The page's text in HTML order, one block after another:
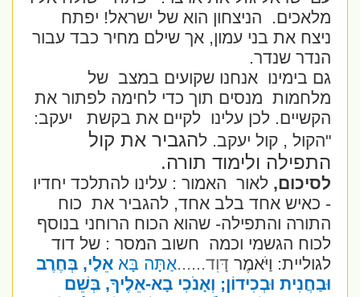
מלאכים. הניצחון הוא של ישראל! יפתח
ניצח את בני עמון, אך שילם מחיר כבד עבור
הנדר שנדר.
גם בימינו אנחנו שקועים במצב של
מלחמות מנסים תוך כדי לחימה לפתור את
הקשיים. לכן עלינו לקיים את בקשת
יעקב:
"הקול , קול יעקב. ל הגביר את קול
התפילה ולימוד תורה.
לסיכום,לאור האמור : עלינו להתלכד יחדיו
- כאיש אחד בלב אחד, להגביר את כוח
התורה והתפילה- שהוא הכוח הרוחני בנוסף
לכוח הגשמי וכמה חשוב המסר : של דוד
לגוליית: וַיֹּאמֶרדָּוִד......אַתָּה בָּאאֵלַי, בְּחֶרֶב
וּבַחֲנִית וּבְכִידוֹן; וְאָנֹכִי בָא-אֵלֶיךָ, בְּשֵׁם